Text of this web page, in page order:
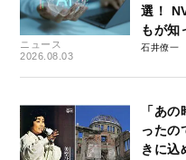
ニュース
2026.08.03
選！
もが知
石井僚一
「あ
ったの
きに込